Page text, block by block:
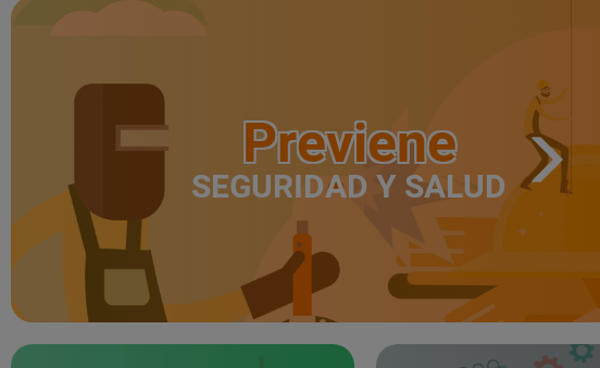
Previene
SEGURIDAD Y SALUD